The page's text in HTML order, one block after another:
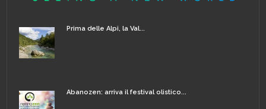
Prima delle Alpi, la Val...
Abanozen: arriva il festival olistico...